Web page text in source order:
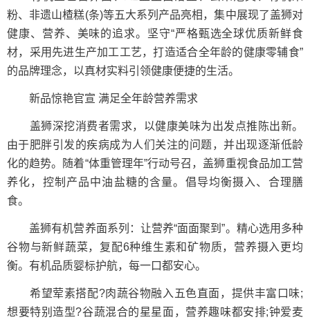
粉、非遗山楂糕(条)等五大系列产品亮相，集中展现了盖狮对
健康、营养、美味的追求。坚守“严格甄选全球优质新鲜食
材，采用先进生产加工工艺，打造适合全年龄的健康零辅食”
的品牌理念，以真材实料引领健康便捷的生活。
新品惊艳官宣 满足全年龄营养需求
盖狮深挖消费者需求，以健康美味为出发点推陈出新。
由于肥胖引发的疾病成为人们关注的问题，并出现逐渐低龄
化的趋势。随着“体重管理年”行动号召，盖狮重视食品加工营
养化，控制产品中油盐糖的含量。倡导均衡摄入、合理膳
食。
盖狮有机营养面系列：让营养“面面聚到”。精心选用多种
谷物与新鲜蔬菜，复配6种维生素和矿物质，营养摄入更均
衡。有机品质婴标护航，每一口都安心。
希望荤素搭配?肉蔬谷物融入五色直面，提供丰富口味;
想要特别造型?谷蔬混合的星星面，营养趣味都安排;钟爱麦